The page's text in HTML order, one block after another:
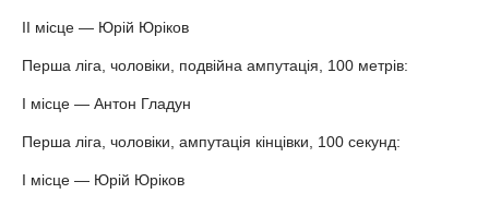
ІІ місце — Юрій Юріков
Перша ліга, чоловіки, подвійна ампутація, 100 метрів:
І місце — Антон Гладун
Перша ліга, чоловіки, ампутація кінцівки, 100 секунд:
І місце — Юрій Юріков